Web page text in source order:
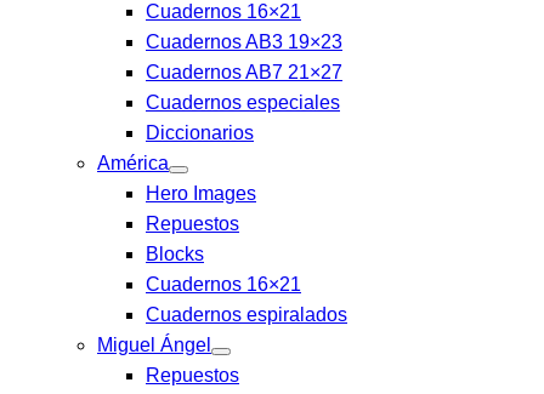
Cuadernos 16×21
Cuadernos AB3 19×23
Cuadernos AB7 21×27
Cuadernos especiales
Diccionarios
América
Hero Images
Repuestos
Blocks
Cuadernos 16×21
Cuadernos espiralados
Miguel Ángel
Repuestos